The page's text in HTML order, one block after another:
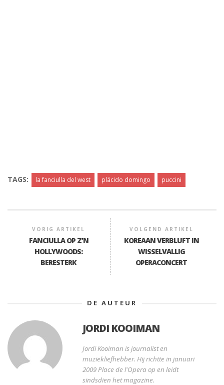
TAGS: la fanciulla del west plácido domingo puccini
VORIG ARTIKEL
FANCIULLA OP Z’N
HOLLYWOODS:
BERESTERK
VOLGEND ARTIKEL
KOREAAN VERBLUFT IN
WISSELVALLIG
OPERACONCERT
DE AUTEUR
JORDI KOOIMAN
Jordi Kooiman is journalist en
muziekliefhebber. Hij richtte in januari
2009 Place de l'Opera op en leidt
sindsdien het magazine.